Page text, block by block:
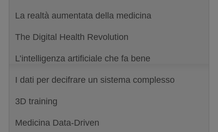
La realtà aumentata della medicina
The Digital Health Revolution
L’intelligenza artificiale che fa bene
I dati per decifrare un sistema complesso
3D training
Medicina Data-Driven